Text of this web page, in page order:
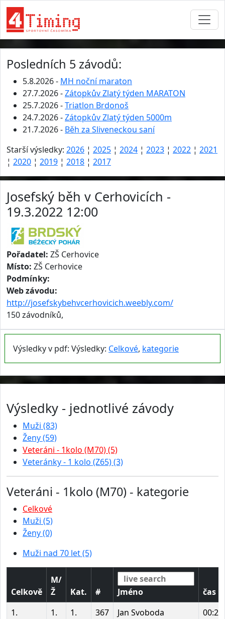
Posledních 5 závodů:
5.8.2026 - MH noční maraton
27.7.2026 -Zátopkův Zlatý týden MARATON
25.7.2026 -Triatlon Brdonoš
24.7.2026 -Zátopkův Zlatý týden 5000m
21.7.2026 - Běh za Sliveneckou saní
Starší výsledky: 2026 ¦ 2025 ¦ 2024 ¦ 2023 ¦ 2022 ¦ 2021
¦ 2020 ¦ 2019 ¦ 2018 ¦ 2017
Josefský běh v Cerhovicích -
19.3.2022 12:00
Pořadatel: ZŠ Cerhovice
Místo: ZŠ Cerhovice
Podmínky:
Web závodu:
http://josefskybehvcerhovicich.weebly.com/
150 závodníků,
Výsledky v pdf: Výsledky: Celkové, kategorie
Výsledky - jednotlivé závody
Muži (83)
Ženy (59)
Veteráni - 1kolo (M70) (5)
Veteránky - 1 kolo (Z65) (3)
Veteráni - 1kolo (M70) - kategorie
Celkové
Muži (5)
Ženy (0)
Muži nad 70 let (5)
Celkově
M/
Ž
Kat. # Jméno
čas
1.
1. 1. 367 Jan Svoboda